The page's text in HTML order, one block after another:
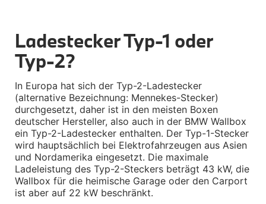
e-Mobilität
Transport & Gepäck
Exterieur
Interieur
Winterkompletträder
Sommerkompletträder
Räderzubehör
Felgen
Reifen
Sicherheit
BMW Z4 Zubehör
M Performance
Transport & Gepäck
Exterieur
Ladestecker Typ-1 oder
Typ-2?
In Europa hat sich der Typ-2-Ladestecker
(alternative Bezeichnung: Mennekes-Stecker)
durchgesetzt, daher ist in den meisten Boxen
deutscher Hersteller, also auch in der BMW Wallbox
ein Typ-2-Ladestecker enthalten. Der Typ-1-Stecker
wird hauptsächlich bei Elektrofahrzeugen aus Asien
und Nordamerika eingesetzt. Die maximale
Ladeleistung des Typ-2-Steckers beträgt 43 kW, die
Wallbox für die heimische Garage oder den Carport
ist aber auf 22 kW beschränkt.